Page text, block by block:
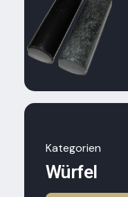
Kategorien
Würfel